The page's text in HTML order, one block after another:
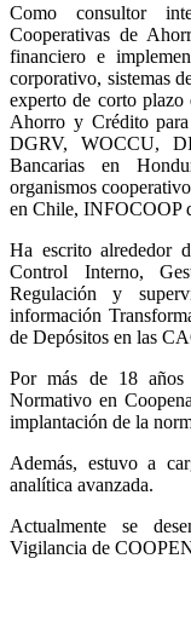
Como consultor
Cooperativas de
financiero e
corporativo, sistemas
experto de corto plazo
Ahorro y Crédito
DGRV, WOCCU,
Bancarias en
organismos
en Chile, INFOCOOP
Ha escrito alrededor
Control Interno,
Regulación y
información
de Depósitos en las
Por más de 18 años
Normativo en
implantación de la
Además, estuvo a
analítica avanzada.
Actualmente se
Vigilancia de